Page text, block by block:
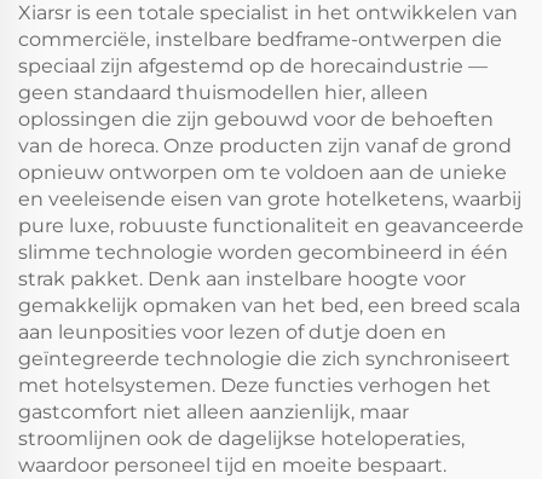
Xiarsr is een totale specialist in het ontwikkelen van
commerciële, instelbare bedframe-ontwerpen die
speciaal zijn afgestemd op de horecaindustrie —
geen standaard thuismodellen hier, alleen
oplossingen die zijn gebouwd voor de behoeften
van de horeca. Onze producten zijn vanaf de grond
opnieuw ontworpen om te voldoen aan de unieke
en veeleisende eisen van grote hotelketens, waarbij
pure luxe, robuuste functionaliteit en geavanceerde
slimme technologie worden gecombineerd in één
strak pakket. Denk aan instelbare hoogte voor
gemakkelijk opmaken van het bed, een breed scala
aan leunposities voor lezen of dutje doen en
geïntegreerde technologie die zich synchroniseert
met hotelsystemen. Deze functies verhogen het
gastcomfort niet alleen aanzienlijk, maar
stroomlijnen ook de dagelijkse hoteloperaties,
waardoor personeel tijd en moeite bespaart.